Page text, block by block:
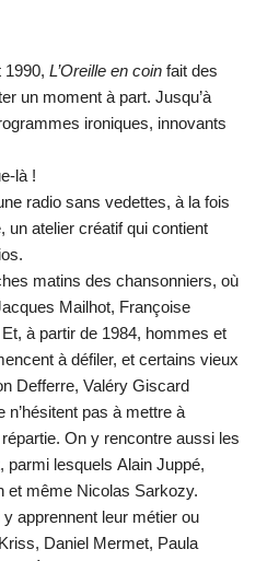
1990, L’Oreille en coinfait des
un moment à part. Jusqu’à
ironiques, innovants
là !
radio sans vedettes, à la fois
un atelier créatif qui contient
matins des chansonniers, où
Mailhot, Françoise
à partir de 1984, hommes et
à défiler, et certains vieux
Defferre, Valéry Giscard
n’hésitent pas à mettre à
On y rencontre aussi les
parmi lesquels Alain Juppé,
et mêmeNicolas Sarkozy.
apprennent leur métier ou
Kriss, Daniel Mermet, Paula